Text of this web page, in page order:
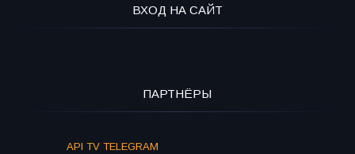
ВХОД НА САЙТ
ПАРТНЁРЫ
API TV TELEGRAM